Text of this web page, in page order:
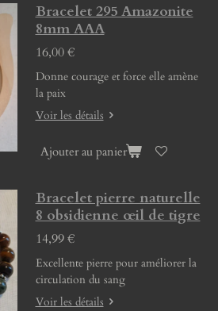
Bracelet 295 Amazonite
8mm AAA
16,00 €
Donne courage et force elle amène
la paix
Voir les détails
Ajouter au panier
Bracelet pierre naturelle
8 obsidienne œil de tigre
14,99 €
Excellente pierre pour améliorer la
circulation du sang
Voir les détails